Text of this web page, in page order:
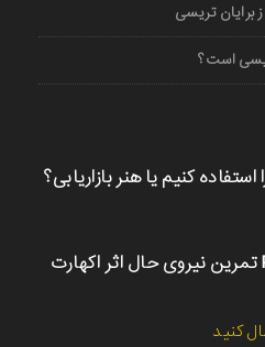
است؟
استفاده کنیم یا هنر بازاریابی؟
کتاب صوتی و PDF تمرین نیروی حال اثر اکهارت
کنید